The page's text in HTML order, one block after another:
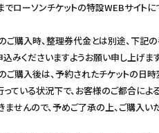
ローソンチケットの特設WEBサイトに
ご購入時、整理券代金とは別途、下記
みくださいますようお願い申し上げま
ご購入後は、予約されたチケットの日
ている状況下で、お客様のご都合によ
ませんので、予めご了承の上、ご購入い